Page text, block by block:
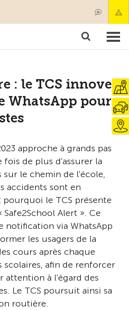
: le TCS innove
WhatsApp pour
approche à grands pas
de plus d'assurer la
le chemin de l'école,
accidents sont en
le TCS présente
Alert ». Ce
notification via WhatsApp
les usagers de la
cours après chaque
scolaires, afin de renforcer
attention à l'égard des
Le TCS poursuit ainsi sa
routière.